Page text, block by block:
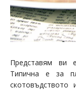
Представям ви
Типична е за
скотовъдството